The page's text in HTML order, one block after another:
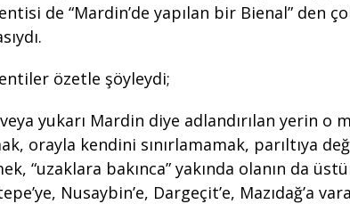
de “Mardin’de yapılan bir Bienal” den
özetle şöyleydi;
yukarı Mardin diye adlandırılan yerin o
orayla kendini sınırlamamak, parıltıya
“uzaklara bakınca” yakında olanın da
Nusaybin’e, Dargeçit’e, Mazıdağ’a